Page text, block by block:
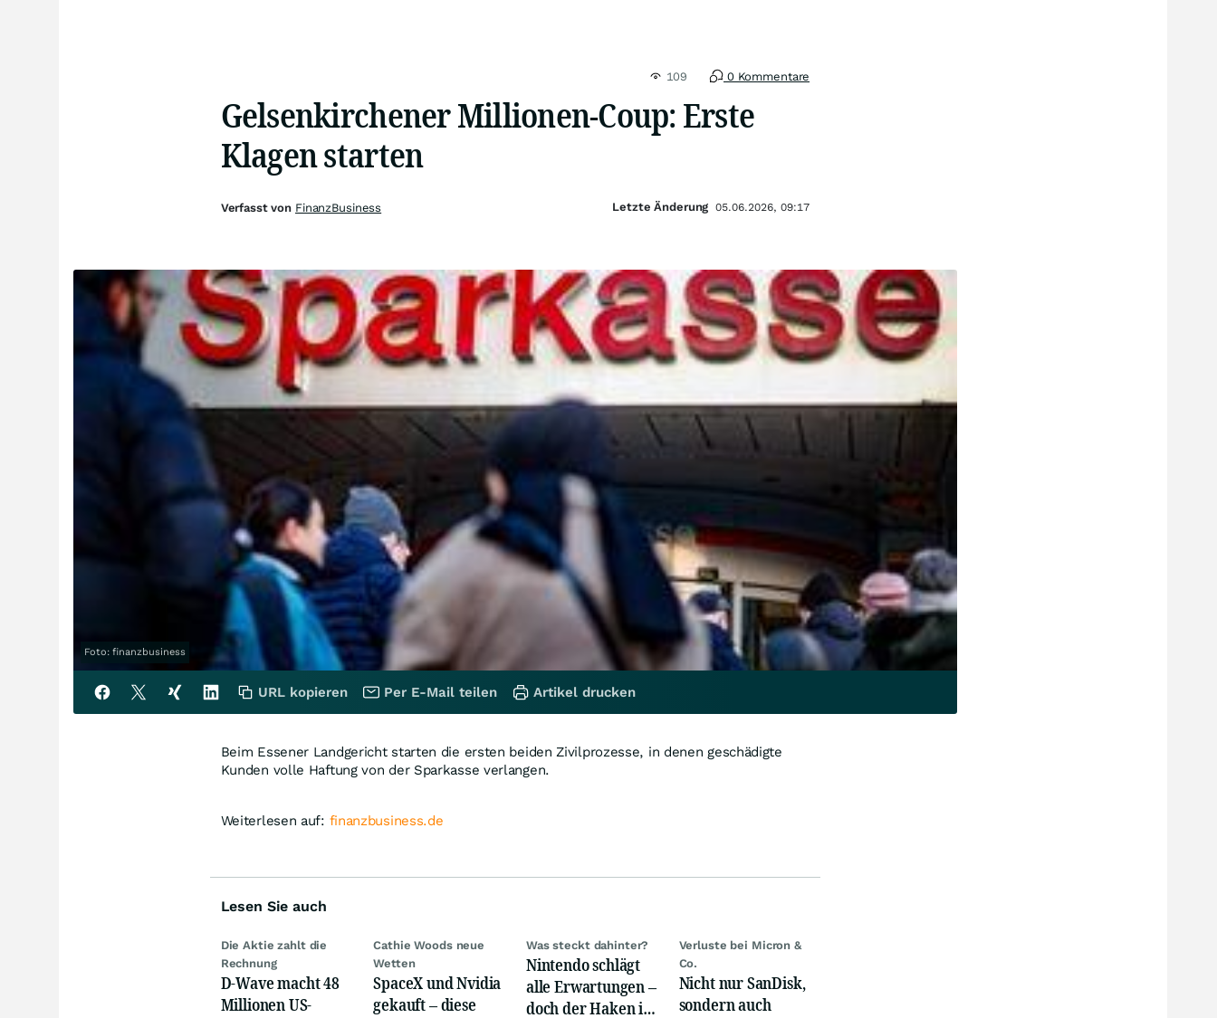
109 0 Kommentare
Gelsenkirchener Millionen-Coup: Erste
Klagen starten
Foto: finanzbusiness
Beim Essener Landgericht starten die ersten beiden Zivilprozesse, in denen geschädigte
Kunden volle Haftung von der Sparkasse verlangen.
Weiterlesen auf: finanzbusiness.de
Lesen Sie auch
Die Aktie zahlt die
Rechnung
D-Wave macht 48
Millionen US-
Cathie Woods neue
Wetten
SpaceX und Nvidia
gekauft – diese
Was steckt dahinter?
Nintendo schlägt
alle Erwartungen –
doch der Haken ist
Verluste bei Micron &
Co.
Nicht nur SanDisk,
sondern auch
Verfasst von FinanzBusiness Letzte Änderung 05.06.2026, 09:17
URL kopieren Per E-Mail teilen Artikel drucken